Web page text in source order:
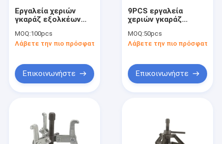
Εργαλεία χεριών
γκαράζ εξολκέων
MOQ:100pcs
Λάβετε την πιο πρόσφατη τιμή
Επικοινωνήστε
9PCS εργαλεία
χεριών γκαράζ
εξολκέων εργαλείων
θραυστών φραγμών
MOQ:50pcs
Λάβετε την πιο πρόσφατη
Επικοινωνήστε